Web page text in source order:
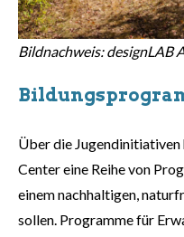
Bildnachweis: designLAB
Über die
Center eine Reihe von
einem nachhaltigen,
sollen. Programme für